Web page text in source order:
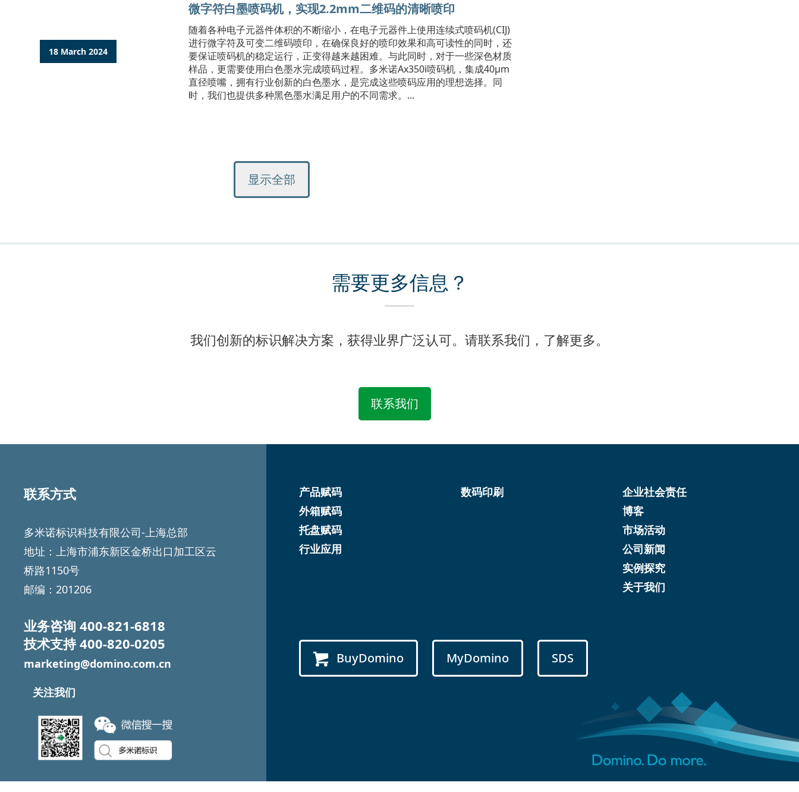
18 March 2024
微字符白墨喷码机，实现2.2mm二维码的清晰喷印
​随着各种电子元器件体积的不断缩小，在电子元器件上使用连续式喷码机(CIJ)
进行微字符及可变二维码喷印，在确保良好的喷印效果和高可读性的同时，还
要保证喷码机的稳定运行，正变得越来越困难。与此同时，对于一些深色材质
样品，更需要使用白色墨水完成喷码过程。多米诺Ax350i喷码机，集成40μm
直径喷嘴，拥有行业创新的白色墨水，是完成这些喷码应用的理想选择。同
时，我们也提供多种黑色墨水满足用户的不同需求。...
显示全部
需要更多信息？
我们创新的标识解决方案，获得业界广泛认可。请联系我们，了解更多。
联系我们
联系方式
多米诺标识科技有限公司-上海总部
地址：上海市浦东新区金桥出口加工区云
桥路1150号
邮编：201206
业务咨询 400-821-6818
技术支持400-820-0205
marketing@domino.com.cn
关注我们
产品赋码
外箱赋码
托盘赋码
行业应用
数码印刷
企业社会责任
博客
市场活动
公司新闻
实例探究
关于我们
BuyDomino MyDomino SDS